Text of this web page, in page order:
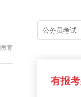
育
有报